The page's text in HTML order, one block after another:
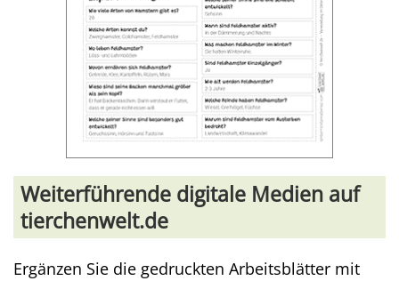
Weiterführende digitale Medien auf
tierchenwelt.de
Ergänzen Sie die gedruckten Arbeitsblätter mit